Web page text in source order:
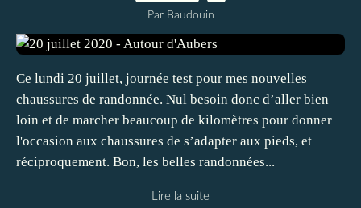
Par Baudouin
Ce lundi 20 juillet, journée test pour mes nouvelles
chaussures de randonnée. Nul besoin donc d’aller bien
loin et de marcher beaucoup de kilomètres pour donner
l'occasion aux chaussures de s’adapter aux pieds, et
réciproquement. Bon, les belles randonnées...
Lire la suite